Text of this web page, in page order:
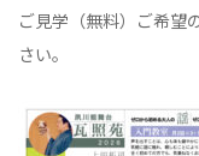
ご見学（無料）ご希望
さい。